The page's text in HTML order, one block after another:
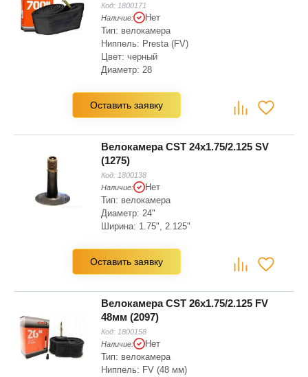
Код: 1800171
Наличие:
Нет
Тип: велокамера
Ниппель: Presta (FV)
Цвет: черный
Диаметр: 28
Оставить заявку
Велокамера CST 24x1.75/2.125 SV
(1275)
Код: 1800138
Наличие:
Нет
Тип: велокамера
Диаметр: 24"
Ширина: 1.75", 2.125"
Оставить заявку
Велокамера CST 26x1.75/2.125 FV
48мм (2097)
Код: 1800158
Наличие:
Нет
Тип: велокамера
Ниппель: FV (48 мм)